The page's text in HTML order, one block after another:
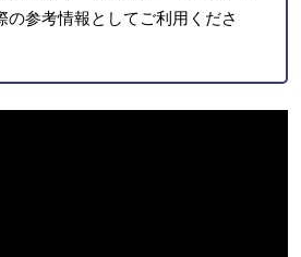
の参考情報としてご利用くださ